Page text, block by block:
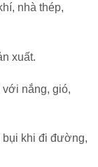
nhà thép,
xuất.
nắng, gió,
bụi khi đi đường,